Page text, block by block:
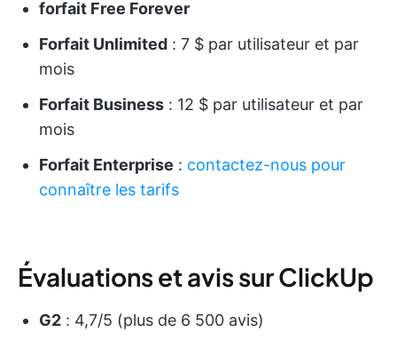
forfait Free Forever
Forfait Unlimited : 7 $ par utilisateur et par
mois
Forfait Business : 12 $ par utilisateur et par
mois
Forfait Enterprise : contactez-nous pour
connaître les tarifs
Évaluations et avis sur ClickUp
G2 : 4,7/5 (plus de 6 500 avis)